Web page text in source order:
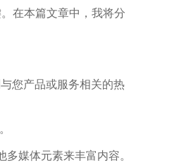
在本篇文章中，我将分
您产品或服务相关的热
媒体元素来丰富内容。